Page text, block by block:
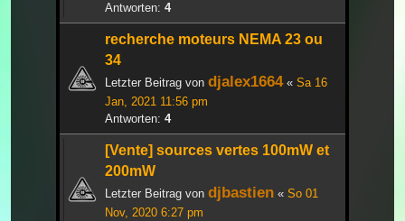
Antworten: 4
recherche moteurs NEMA 23 ou
34
Letzter Beitrag von djalex1664« Sa 16
Jan, 2021 11:56 pm
Antworten: 4
[Vente] sources vertes 100mW et
200mW
Letzter Beitrag von djbastien « So 01
Nov, 2020 6:27 pm